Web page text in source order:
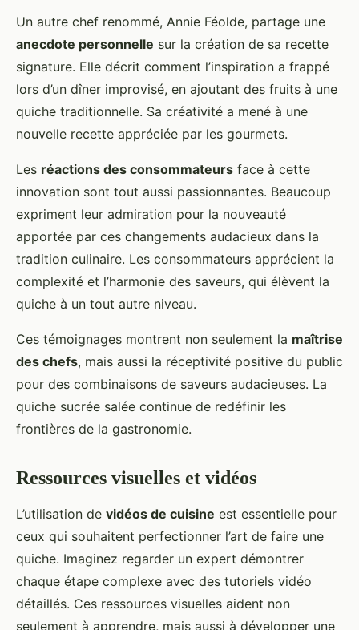
Un autre chef renommé, Annie Féolde, partage une
anecdote personnelle sur la création de sa recette
signature. Elle décrit comment l’inspiration a frappé
lors d’un dîner improvisé, en ajoutant des fruits à une
quiche traditionnelle. Sa créativité a mené à une
nouvelle recette appréciée par les gourmets.
Les réactions des consommateurs face à cette
innovation sont tout aussi passionnantes. Beaucoup
expriment leur admiration pour la nouveauté
apportée par ces changements audacieux dans la
tradition culinaire. Les consommateurs apprécient la
complexité et l’harmonie des saveurs, qui élèvent la
quiche à un tout autre niveau.
Ces témoignages montrent non seulement la maîtrise
des chefs, mais aussi la réceptivité positive du public
pour des combinaisons de saveurs audacieuses. La
quiche sucrée salée continue de redéfinir les
frontières de la gastronomie.
Ressources visuelles et vidéos
L’utilisation de vidéos de cuisine est essentielle pour
ceux qui souhaitent perfectionner l’art de faire une
quiche. Imaginez regarder un expert démontrer
chaque étape complexe avec des tutoriels vidéo
détaillés. Ces ressources visuelles aident non
seulement à apprendre, mais aussi à développer une